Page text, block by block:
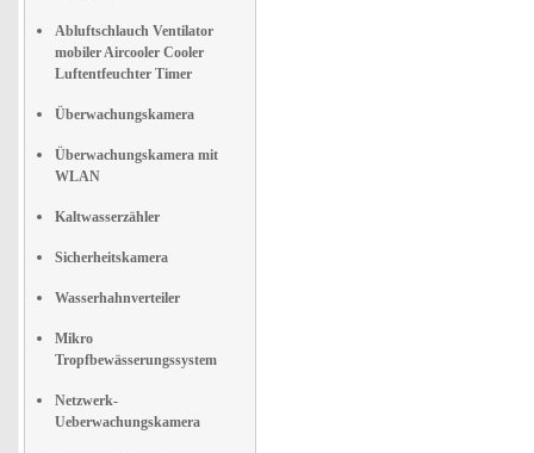
Abluftschlauch Ventilator
mobiler Aircooler Cooler
Luftentfeuchter Timer
Überwachungskamera
Überwachungskamera mit
WLAN
Kaltwasserzähler
Sicherheitskamera
Wasserhahnverteiler
Mikro
Tropfbewässerungssystem
Netzwerk-
Ueberwachungskamera